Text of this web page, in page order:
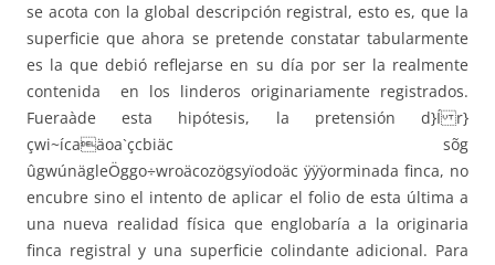
se acota con la global descripción registral, esto es, que la
superficie que ahora se pretende constatar tabularmente
es la que debió reflejarse en su día por ser la realmente
contenida en los linderos originariamente registrados.
Fueraàde esta hipótesis, la pretensión d}Í r}
çwi~ícaäoa`çcbiäc sõg
ûgwúnägleÖggo÷wroäcozögsyïodoäc ÿÿÿorminada finca, no
encubre sino el intento de aplicar el folio de esta última a
una nueva realidad física que englobaría a la originaria
finca registral y una superficie colindante adicional. Para